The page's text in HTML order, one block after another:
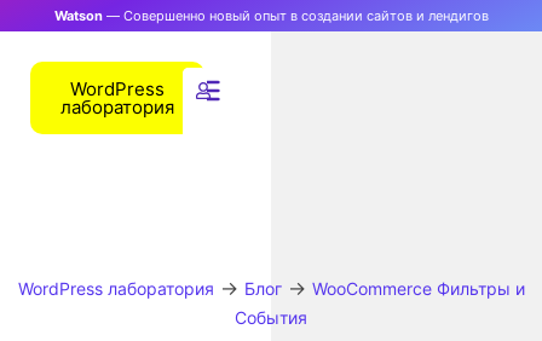
Watson— Совершенно новый опыт в создании сайтов и лендигов
WordPress
лаборатория
WordPress лаборатория → Блог→ WooCommerce Фильтры и
События